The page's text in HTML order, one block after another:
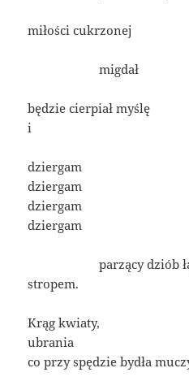
miłości cukrzonej
migdał
będzie cierpiał myślę
i
dziergam
dziergam
dziergam
dziergam
parzący dziób
stropem.
Krąg kwiaty,
ubrania
co przy spędzie bydła